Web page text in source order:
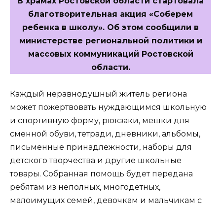
благотворительная акция «Соберем
ребенка в школу». Об этом сообщили в
министерстве региональной политики и
массовых коммуникаций Ростовской
области.
Каждый неравнодушный житель региона
может пожертвовать нуждающимся школьную
и спортивную форму, рюкзаки, мешки для
сменной обуви, тетради, дневники, альбомы,
письменные принадлежности, наборы для
детского творчества и другие школьные
товары. Собранная помощь будет передана
ребятам из неполных, многодетных,
малоимущих семей, девочкам и мальчикам с